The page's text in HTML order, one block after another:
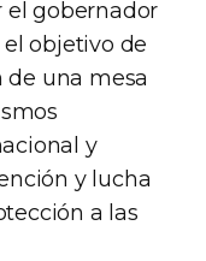
el gobernador
objetivo de
una mesa
y
y lucha
a las